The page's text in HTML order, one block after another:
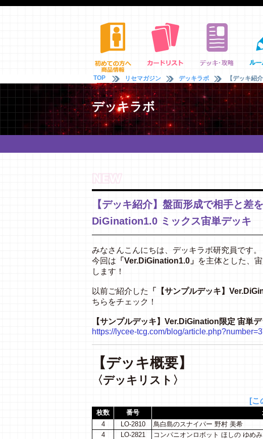
TOP リセマガジン デッキラボ 【デッキ紹
デッキラボ
【デッキ紹介】盤面形成で相手と差
DiGination1.0 ミックス宙単デッキ
みなさんこんにちは、デッキラボ研究員です。
今回は 「Ver.DiGination1.0」 を主体とした、
します！
以前ご紹介した 「【サンプルデッキ】
ちらをチェック！
【サンプルデッキ】Ver.DiGination限定 宙単デ
https://lycee-tcg.com/blog/
【デッキ概要】
〈デッキリスト〉
[こ
枚数 番号
4
LO-2810 鳥白島のスナイパー 野村 美希
4
LO-2821 コンパニオンロボット ほしの ゆめみ